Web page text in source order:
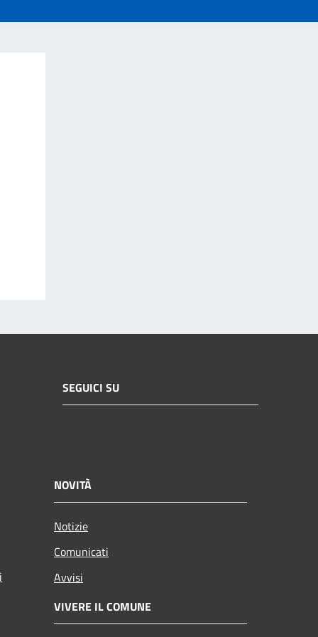
SEGUICI SU
NOVITÀ
Notizie
Comunicati
Avvisi
VIVERE IL COMUNE